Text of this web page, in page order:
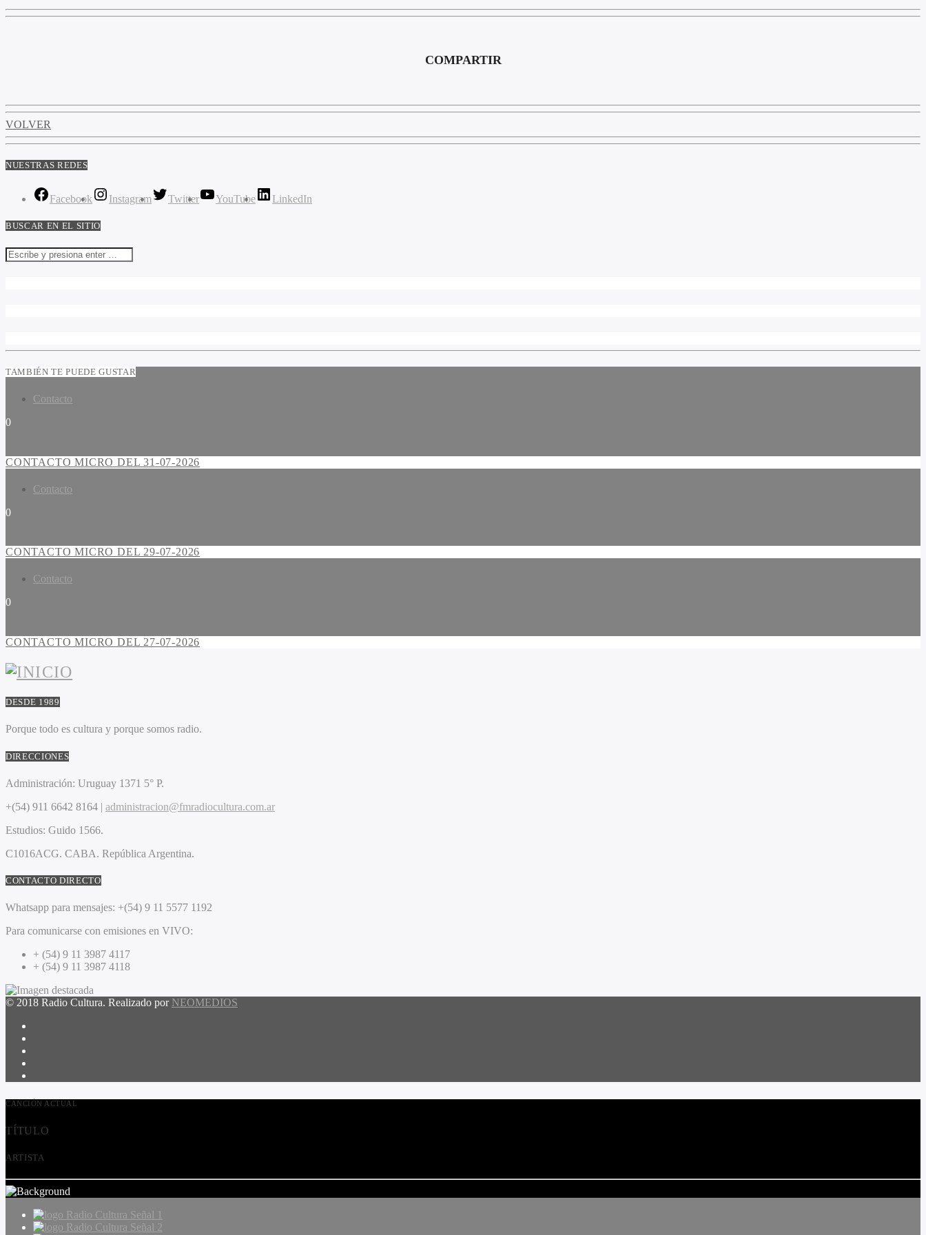
COMPARTIR
VOLVER
NUESTRAS REDES
Facebook Instagram Twitter YouTube LinkedIn
BUSCAR EN EL SITIO
TAMBIÉN TE PUEDE GUSTAR
Contacto
0
CONTACTO MICRO DEL 31-07-2026
Contacto
0
CONTACTO MICRO DEL 29-07-2026
Contacto
0
CONTACTO MICRO DEL 27-07-2026
DESDE 1989
Porque todo es cultura y porque somos radio.
DIRECCIONES
Administración: Uruguay 1371 5° P.
+(54) 911 6642 8164 | administracion@fmradiocultura.com.ar
Estudios: Guido 1566.
C1016ACG. CABA. República Argentina.
CONTACTO DIRECTO
Whatsapp para mensajes: +(54) 9 11 5577 1192
Para comunicarse con emisiones en VIVO:
+ (54) 9 11 3987 4117
+ (54) 9 11 3987 4118
© 2018 Radio Cultura. Realizado por NEOMEDIOS
CANCIÓN ACTUAL
TÍTULO
ARTISTA
Radio Cultura Señal 1
Radio Cultura Señal 2